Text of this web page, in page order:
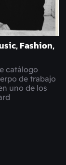
Fashion,
catálogo
de trabajo
uno de los